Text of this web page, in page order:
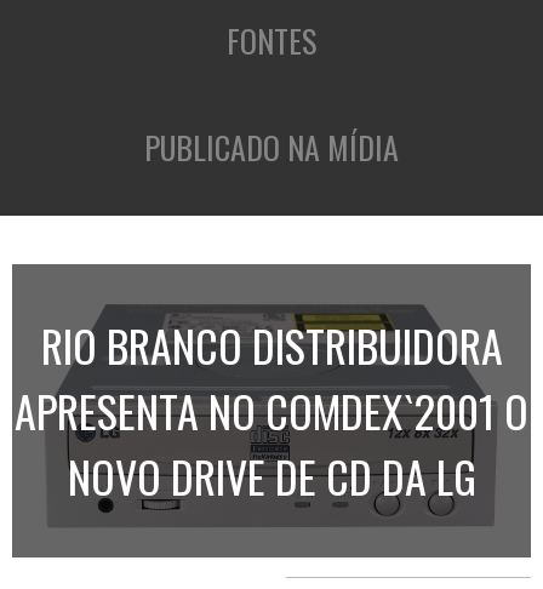
FONTES
PUBLICADO NA MÍDIA
RIO BRANCO DISTRIBUIDORA
APRESENTA NO COMDEX`2001 O
NOVO DRIVE DE CD DA LG